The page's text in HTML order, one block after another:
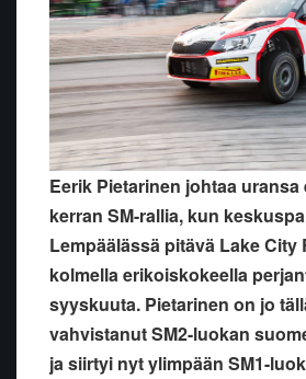
Eerik Pietarinen johtaa uransa
kerran SM-rallia, kun
Lempäälässä pitävä Lake City
kolmella erikoiskokeella
syyskuuta. Pietarinen on jo
vahvistanut SM2-luokan
ja siirtyi nyt ylimpään SM1-